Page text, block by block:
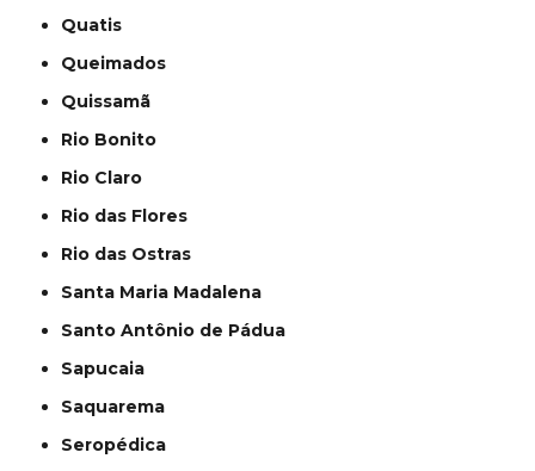
Quatis
Queimados
Quissamã
Rio Bonito
Rio Claro
Rio das Flores
Rio das Ostras
Santa Maria Madalena
Santo Antônio de Pádua
Sapucaia
Saquarema
Seropédica